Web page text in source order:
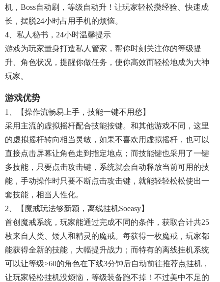
机，Boss自动刷，等级自动升！让玩家轻松攒经验、快速成
长，摆脱24小时占用手机的烦恼。
4、私人秘书，24小时温馨提示
游戏为玩家量身打造私人管家，帮你时刻关注你的等级提
升、角色状况，提醒你做任务，使你高效而轻松地成为大神
玩家。
游戏优势
1、【操作流畅易上手，技能一键不用愁】
采用主流的虚拟摇杆配合技能按键。和其他游戏不同，这里
的虚拟摇杆转向相当灵敏，如果不喜欢用虚拟摇杆，也可以
直接点击屏幕让角色走到指定地点；而技能键也采用了一键
多技能，只要点击攻击键，系统就会自动释放当前可用的技
能，手动操作时只要不断点击攻击键，就能轻轻松松使出一
套技能，相当人性化。
2、【魔戒玩法够新颖，离线挂机soeasy】
首创魔戒系统，玩家能通过完成不同的条件，获取合计共25
枚来自人类、矮人和精灵的魔戒。每获得一枚魔戒，玩家都
能获得全新的技能，大幅提升战力；而特有的离线挂机系统
可以让等级≥60的角色在下线3分钟后自动前往推荐点挂机，
让玩家轻松挂机没烦恼，等级装备跑不掉！不过美中不足的